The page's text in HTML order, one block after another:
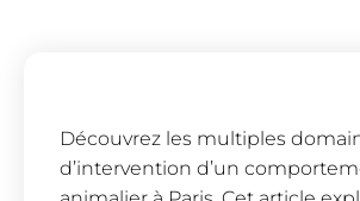
Découvrez les multiples
d’intervention d’un